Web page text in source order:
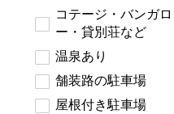
コテージ・バンガロ
ー・貸別荘など
温泉あり
舗装路の駐車場
屋根付き駐車場